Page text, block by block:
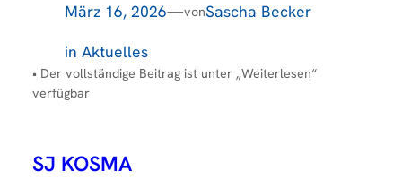
März 16, 2026—vonSascha Becker
in Aktuelles
• Der vollständige Beitrag ist unter „Weiterlesen“
verfügbar
SJ KOSMA